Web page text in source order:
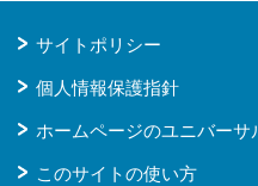
サイトポリシー
個人情報保護指針
ホームページのユニバーサ
このサイトの使い方